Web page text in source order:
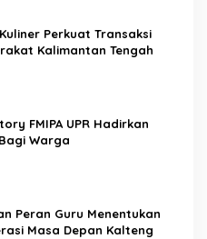
Perkuat Transaksi
Kalimantan Tengah
FMIPA UPR Hadirkan
Warga
Peran Guru Menentukan
Masa Depan Kalteng